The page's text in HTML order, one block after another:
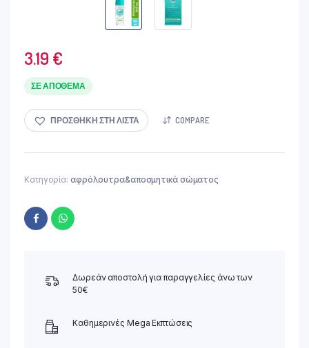
3.19 €
ΣΕ ΑΠΌΘΕΜΑ
ΠΡΟΣΘΉΚΗ ΣΤΗ ΛΊΣΤΑ COMPARE
Κατηγορία: αφρόλουτρα&αποσμητικά σώματος
Δωρεάν αποστολή για παραγγελίες άνω των
50€
Καθημερινές Mega Εκπτώσεις